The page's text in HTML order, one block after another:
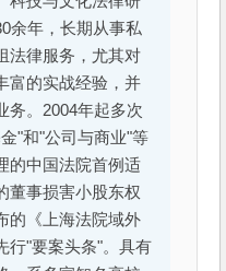
余年，长期从事私
法律服务，尤其对
富的实战经验，并
务。2004年起多次
"和"公司与商业"等
的中国法院首例适
董事损害小股东权
的《上海法院域外
行"要案头条"。具有